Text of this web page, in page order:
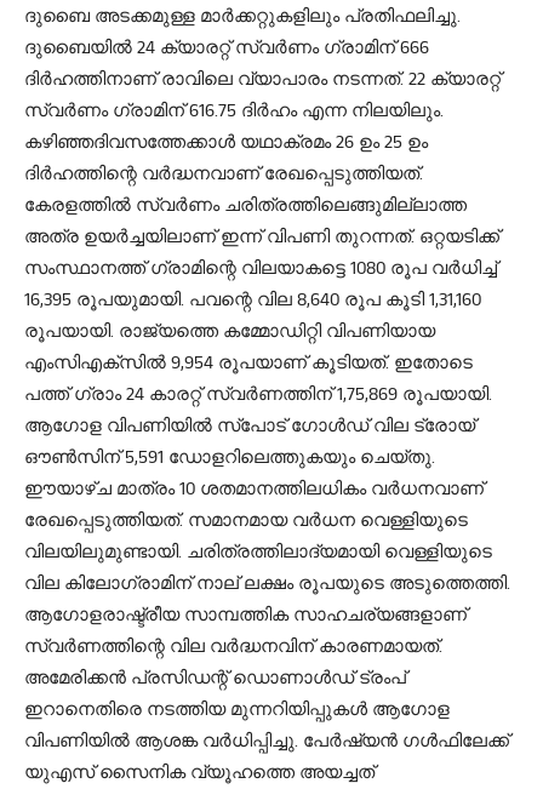
ദുബൈ അടക്കമുള്ള മാര്‍ക്കറ്റുകളിലും പ്രതിഫലിച്ചു.
ദുബൈയില്‍ 24 ക്യാരറ്റ് സ്വര്‍ണം ഗ്രാമിന് 666
ദിര്‍ഹത്തിനാണ് രാവിലെ വ്യാപാരം നടന്നത്. 22 ക്യാരറ്റ്
സ്വര്‍ണം ഗ്രാമിന് 616.75 ദിര്‍ഹം എന്ന നിലയിലും.
കഴിഞ്ഞദിവസത്തേക്കാള്‍ യഥാക്രമം 26 ഉം 25 ഉം
ദിര്‍ഹത്തിന്റെ വര്‍ദ്ധനവാണ് രേഖപ്പെടുത്തിയത്.
കേരളത്തില്‍ സ്വര്‍ണം ചരിത്രത്തിലെങ്ങുമില്ലാത്ത
അത്ര ഉയര്‍ച്ചയിലാണ് ഇന്ന് വിപണി തുറന്നത്. ഒറ്റയടിക്ക്
സംസ്ഥാനത്ത് ഗ്രാമിന്റെ വിലയാകട്ടെ 1080 രൂപ വര്‍ധിച്ച്
16,395 രൂപയുമായി. പവന്റെ വില 8,640 രൂപ കൂടി 1,31,160
രൂപയായി. രാജ്യത്തെ കമ്മോഡിറ്റി വിപണിയായ
എംസിഎക്സില്‍ 9,954 രൂപയാണ് കൂടിയത്. ഇതോടെ
പത്ത് ഗ്രാം 24 കാരറ്റ് സ്വര്‍ണത്തിന് 1,75,869 രൂപയായി.
ആഗോള വിപണിയില്‍ സ്പോട് ഗോള്‍ഡ് വില ട്രോയ്
ഔണ്‍സിന് 5,591 ഡോളറിലെത്തുകയും ചെയ്തു.
ഈയാഴ്ച മാത്രം 10 ശതമാനത്തിലധികം വര്‍ധനവാണ്
രേഖപ്പെടുത്തിയത്. സമാനമായ വര്‍ധന വെള്ളിയുടെ
വിലയിലുമുണ്ടായി. ചരിത്രത്തിലാദ്യമായി വെള്ളിയുടെ
വില കിലോഗ്രാമിന് നാല് ലക്ഷം രൂപയുടെ അടുത്തെത്തി.
ആഗോളരാഷ്ട്രീയ സാമ്പത്തിക സാഹചര്യങ്ങളാണ്
സ്വര്‍ണത്തിന്റെ വില വര്‍ദ്ധനവിന് കാരണമായത്.
അമേരിക്കന്‍ പ്രസിഡന്റ് ഡൊണാള്‍ഡ് ട്രംപ്
ഇറാനെതിരെ നടത്തിയ മുന്നറിയിപ്പുകള്‍ ആഗോള
വിപണിയില്‍ ആശങ്ക വര്‍ധിപ്പിച്ചു. പേര്‍ഷ്യന്‍ ഗള്‍ഫിലേക്ക്
യുഎസ് സൈനിക വ്യൂഹത്തെ അയച്ചത്